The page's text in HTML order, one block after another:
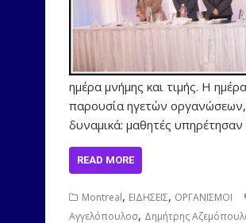
ημέρα μνήμης και τιμής. Η
παρουσία ηγετών
δυναμικά: μαθητές
READ MORE
Montreal, ΕΙΔΗΣΕΙΣ, ΟΡΓΑΝΙΣΜΟΙ
Αγγελόπουλοσ, Δημήτρης